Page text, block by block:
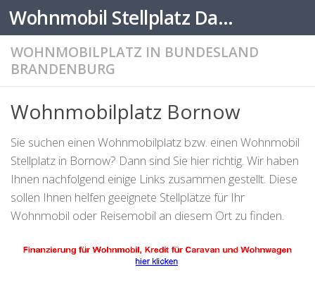
Zum Inhalt springen Wohnmobil Stellplatz Datenbank
WOHNMOBILPLATZ IN BUNDESLAND
BRANDENBURG
Wohnmobilplatz Bornow
Sie suchen einen Wohnmobilplatz bzw. einen Wohnmobil
Stellplatz in Bornow? Dann sind Sie hier richtig. Wir haben
Ihnen nachfolgend einige Links zusammen gestellt. Diese
sollen Ihnen helfen geeignete Stellplätze für Ihr
Wohnmobil oder Reisemobil an diesem Ort zu finden.